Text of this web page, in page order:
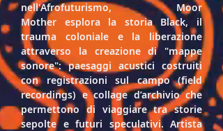
nell'Afrofuturismo, Moor
Mother esplora la storia Black, il
trauma coloniale e la liberazione
attraverso la creazione di "mappe
sonore": paesaggi acustici costruiti
con registrazioni sul campo (field
recordings) e collage d’archivio che
permettono di viaggiare tra storie
sepolte e futuri speculativi. Artista